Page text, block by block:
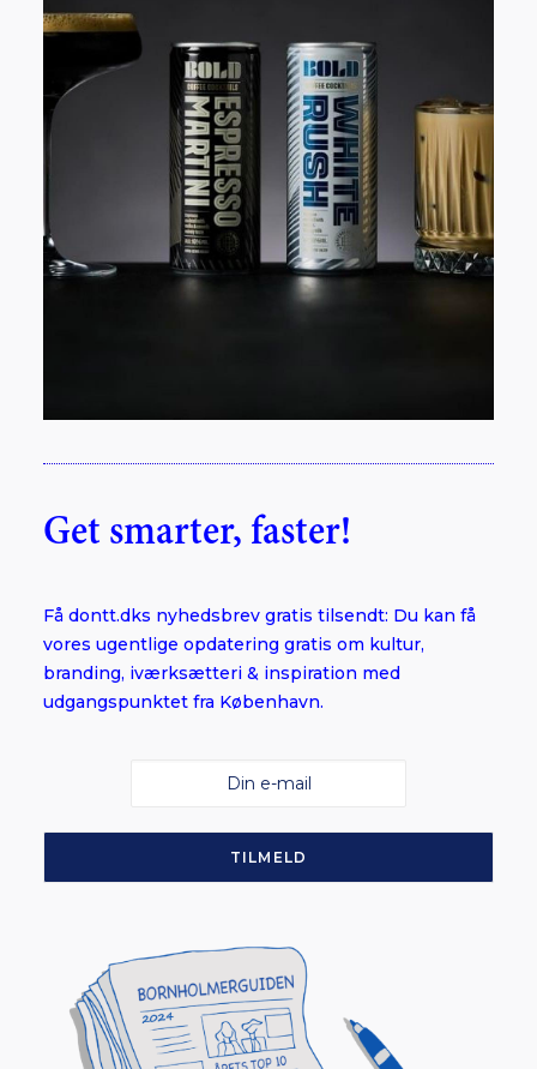
Get smarter, faster!
Få dontt.dks nyhedsbrev gratis tilsendt: Du kan få
vores ugentlige opdatering gratis om kultur,
branding, iværksætteri & inspiration med
udgangspunktet fra København.